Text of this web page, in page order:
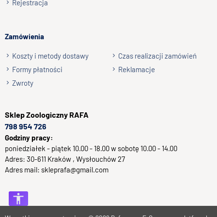
oznacza, że zawiera wyłącznie jedno źródło białka zwierzęcego.
pokarmowymi oraz skłonnościami do alergii.
Hipoalergiczne składy bez zbędnych
dodatków
Karmy Labradog Superfood wyróżniają się prostym i przejrzystym
nie zawierają składników najczęściej wywołujących nietolerancje
pokarmowe.
Dlaczego warto wybrać Labradog
Superfood?
Bez zbóż
Bez kurczaka
Bez konserwantów
Rejestracja
Zamówienia
Koszty i metody dostawy
Czas realizacji zamówień
Formy płatności
Reklamacje
Zwroty
SklepZoologiczny RAFA
798 954 726
Godziny pracy:
poniedziałek - piątek 10.00 - 18.00 w sobotę 10.00 - 14.00
Adres: 30-611 Kraków , Wysłouchów 27
Adres mail: skleprafa@gmail.com